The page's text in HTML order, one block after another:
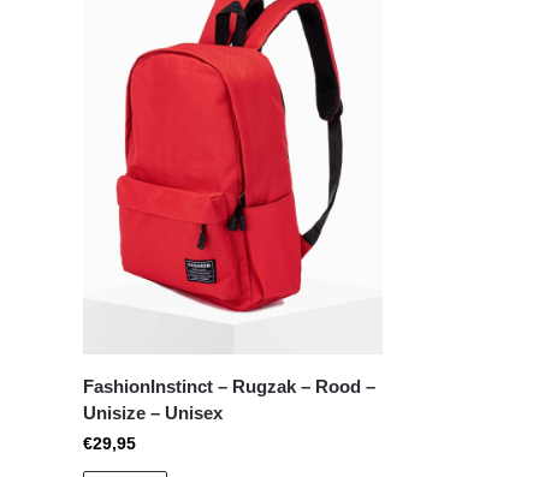
FashionInstinct – Rugzak – Rood –
Unisize – Unisex
€29,95